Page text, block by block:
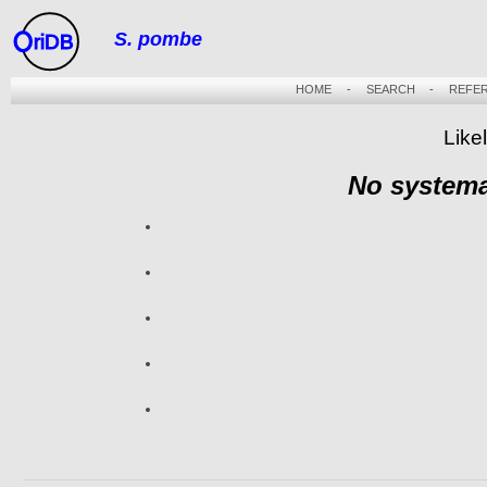
riDB S. pombe
HOME- SEARCH -
No